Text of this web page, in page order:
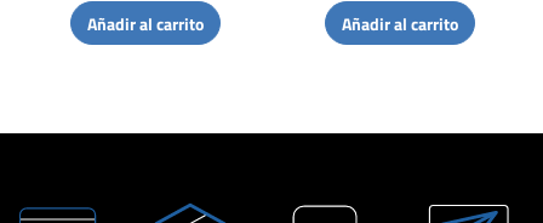
Añadir al carrito Añadir al carrito